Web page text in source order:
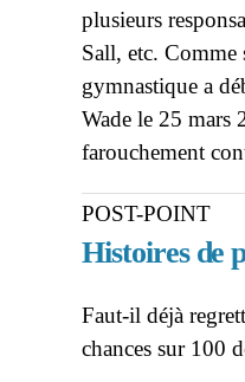
plusieurs
Sall, etc. Comme
gymnastique a
Wade le 25 mars
farouchement
POST-POINT
Histoires de
Faut-il déjà
chances sur 100